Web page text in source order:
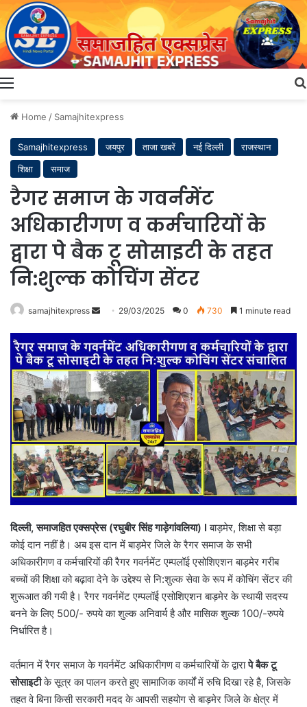
Menu
Home / Samajhitexpress
Samajhitexpress जयपुर ताजा खबरें नई दिल्ली
राजस्थान
शिक्षा
समाज
रैगर समाज के गवर्नमेंट
अधिकारीगण व कर्मचारियों के
द्वारा पे बैक टू सोसाइटी के तहत
नि:शुल्क कोचिंग सेंटर
samajhitexpress
Send
email
29/03/2025 0 730 1 minute read
दिल्ली, समाजहित एक्सप्रेस (रघुबीर सिंह गाड़ेगांवलिया) l बाड़मेर, शिक्षा से बड़ा
कोई दान नहीं है। अब इस दान में बाड़मेर जिले के रैगर समाज के सभी
अधिकारीगण व कर्मचारियों की रैगर गवर्नमेंट एम्पलॉई एसोशिएशन बाड़मेर गरीब
बच्चों की शिक्षा को बढ़ावा देने के उद्देश्य से नि:शुल्क सेवा के रूप में कोचिंग सेंटर की
शुरूआत की गयी है। रैगर गवर्नमेंट एम्पलॉई एसोशिएशन बाड़मेर के स्थायी सदस्य
बनने के लिए 500/- रुपये का शुल्क अनिवार्य है और मासिक शुल्क 100/-रुपये
निर्धारित है।
वर्तमान में रैगर समाज के गवर्नमेंट अधिकारीगण व कर्मचारियों के द्वारापे बैक टू
सोसाइटीके सूत्र का पालन करते हुए सामाजिक कार्यों में रुचि दिखा रहे है, जिसके
तहत वे बिना किसी सरकारी मदद के आपसी सहयोग से बाड़मेर जिले के क्षेत्र में